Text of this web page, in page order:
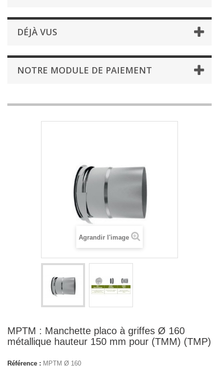
DÉJÀ VUS
NOTRE MODULE DE PAIEMENT
Agrandir l'image
MPTM : Manchette placo à griffes Ø 160
métallique hauteur 150 mm pour (TMM) (TMP)
Référence : MPTM Ø 160